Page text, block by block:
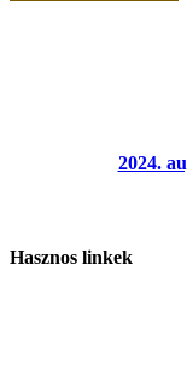
2024.
Hasznos linkek